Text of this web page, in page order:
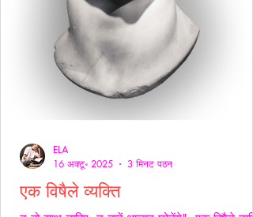
एक विषैले व्यक्ति
ELA
16 अक्टू॰ 2025
3 मिनट पठन